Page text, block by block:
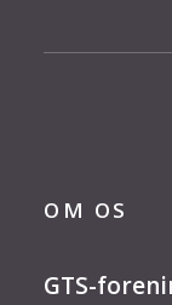
OM OS
GTS-